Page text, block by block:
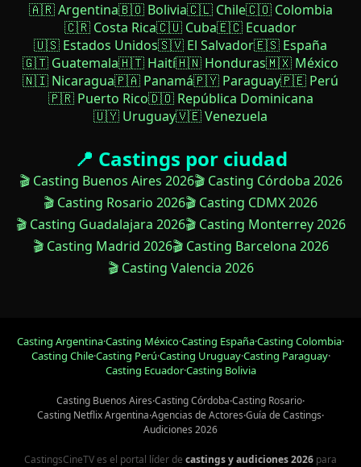
🇦🇷 Argentina🇧🇴 Bolivia🇨🇱 Chile🇨🇴 Colombia
🇨🇷 Costa Rica🇨🇺 Cuba🇪🇨 Ecuador
🇺🇸 Estados Unidos🇸🇻 El Salvador🇪🇸 España
🇬🇹 Guatemala🇭🇹 Haití🇭🇳 Honduras🇲🇽 México
🇳🇮 Nicaragua🇵🇦 Panamá🇵🇾 Paraguay🇵🇪 Perú
🇵🇷 Puerto Rico🇩🇴 República Dominicana
🇺🇾 Uruguay🇻🇪 Venezuela
📍 Castings por ciudad
🎬 Casting Buenos Aires 2026🎬 Casting Córdoba 2026
🎬 Casting Rosario 2026🎬 Casting CDMX 2026
🎬 Casting Guadalajara 2026🎬 Casting Monterrey 2026
🎬 Casting Madrid 2026🎬 Casting Barcelona 2026
🎬 Casting Valencia 2026
Casting Argentina·Casting México·Casting España·Casting Colombia·
Casting Chile·Casting Perú·Casting Uruguay·Casting Paraguay·
Casting Ecuador·Casting Bolivia
Casting Buenos Aires·Casting Córdoba·Casting Rosario·
Casting Netflix Argentina·Agencias de Actores·Guía de Castings·
Audiciones 2026
CastingsCineTV es el portal líder de castings y audiciones 2026 para